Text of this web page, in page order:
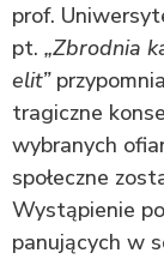
prof.
pt. „Zbrodnia
elit”
tragiczne
wybranych
społeczne
Wystąpienie
panujących w